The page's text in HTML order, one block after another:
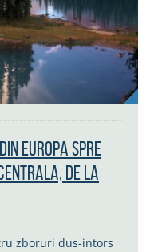
din Europa spre
de la
zboruri dus-intors